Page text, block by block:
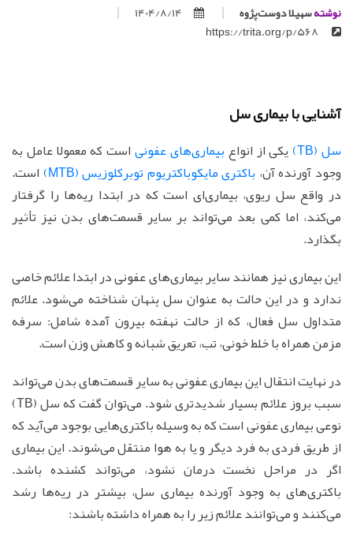
نوشتهسهیلا دوست‌پژوه
1404/8/14
آشنایی با بیماری سل
سل (TB) یکی از انواعبیماری‌های عفونیاست که معمولا عامل به
وجود آورنده آن،باکتری مایکوباکتریوم توبرکلوزیس (MTB)
است.
در واقع سل ریوی، بیماری‌ای است که در ابتدا ریه‌ها را گرفتار
می‌کند، اما کمی بعد می‌تواند بر سایر قسمت‌های بدن نیز تأثیر
بگذارد.
این بیماری نیز همانند سایر بیماری‌های عفونی در ابتدا علائم خاصی
ندارد و در این حالت به عنوان سل پنهان شناخته می‌شود. علائم
متداول سل فعال، که از حالت نهفته بیرون آمده شامل: سرفه
مزمن همراه با خلط خونی، تب، تعریق شبانه و کاهش وزن است.
در نهایت انتقال این بیماری عفونی به سایر قسمت‌های بدن می‌تواند
سبب بروز علائم بسیار شدیدتری شود. می‌توان گفت که سل (TB)
نوعی بیماری عفونی است که به وسیله باکتری‌هایی بوجود می‌آید که
از طریق فردی به فرد دیگر و یا به هوا منتقل می‌شوند. این بیماری
اگر در مراحل نخست درمان نشود، می‌تواند کشنده باشد.
باکتری‌های به وجود آورنده بیماری سل، بیشتر در ریه‌ها رشد
می‌کنند و می‌توانند علائم زیر را به همراه داشته باشند: